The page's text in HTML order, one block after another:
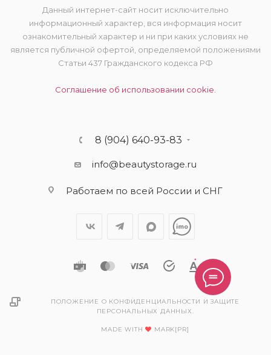
Данный интернет-сайт носит исключительно
информационный характер, вся информация носит
ознакомительный характер и ни при каких условиях не
является публичной офертой, определяемой положениями
Статьи 437 Гражданского кодекса РФ
Соглашение об использовании cookie.
8 (904) 640-93-83
info@beautystorage.ru
Работаем по всей России и СНГ
ПОЛОЖЕНИЕ О КОНФИДЕНЦИАЛЬНОСТИ И ЗАЩИТЕ
ПЕРСОНАЛЬНЫХ ДАННЫХ.
MADE WITH MARK[PR]